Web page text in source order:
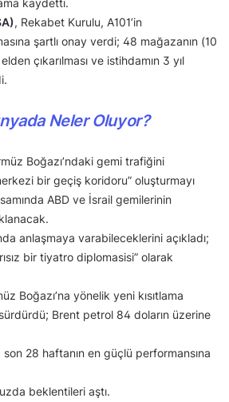
, Rekabet Kurulu, A101’in
şartlı onay verdi; 48 mağazanın (10
çıkarılması ve istihdamın 3 yıl
Neler Oluyor?
Boğazı’ndaki gemi trafiğini
bir geçiş koridoru” oluşturmayı
ABD ve İsrail gemilerinin
anlaşmaya varabileceklerini açıkladı;
bir tiyatro diplomasisi” olarak
Boğazı’na yönelik yeni kısıtlama
Brent petrol 84 doların üzerine
28 haftanın en güçlü performansına
beklentileri aştı.